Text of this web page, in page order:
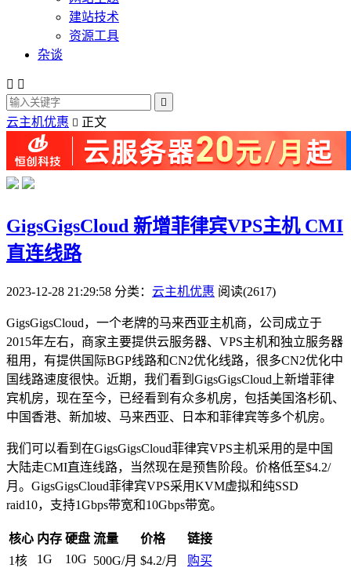
建站技术
资源工具
杂谈
 

云主机优惠  正文
GigsGigsCloud 新增菲律宾VPS主机 CMI
直连线路
2023-12-28 21:29:58 分类： 云主机优惠 阅读(2617)
GigsGigsCloud，一个老牌的马来西亚主机商，公司成立于
2015年左右，商家主要提供云服务器、VPS主机和独立服务器
租用，有提供国际BGP线路和CN2优化线路，很多CN2优化中
国线路速度很快。近期，我们看到GigsGigsCloud上新增菲律
宾机房，现在至今，已经看到有众多机房，包括美国洛杉矶、
中国香港、新加坡、马来西亚、日本和菲律宾等多个机房。
我们可以看到在GigsGigsCloud菲律宾VPS主机采用的是中国
大陆走CMI直连线路，当然现在是预售阶段。价格低至$4.2/
月。GigsGigsCloud菲律宾VPS采用KVM虚拟和纯SSD
raid10，支持1Gbps带宽和10Gbps带宽。
核心 内存 硬盘 流量 价格
链接
1核
1G 10G 500G/月 $4.2/月
购买